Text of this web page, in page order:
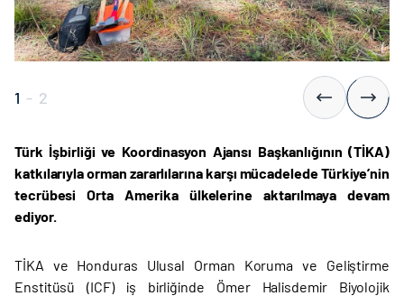
1 - 2
Türk İşbirliği ve Koordinasyon Ajansı Başkanlığının (TİKA)
katkılarıyla orman zararlılarına karşı mücadelede Türkiye’nin
tecrübesi Orta Amerika ülkelerine aktarılmaya devam
ediyor.
TİKA ve Honduras Ulusal Orman Koruma ve Geliştirme
Enstitüsü (ICF) iş birliğinde Ömer Halisdemir Biyolojik